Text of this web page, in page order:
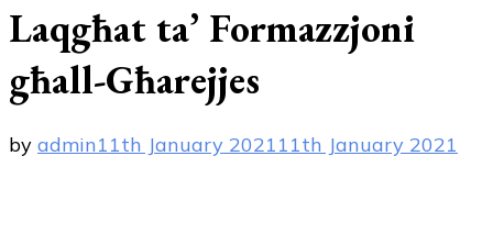
Laqgħat ta’ Formazzjoni
għall-Għarejjes
by admin11th January 202111th January 2021